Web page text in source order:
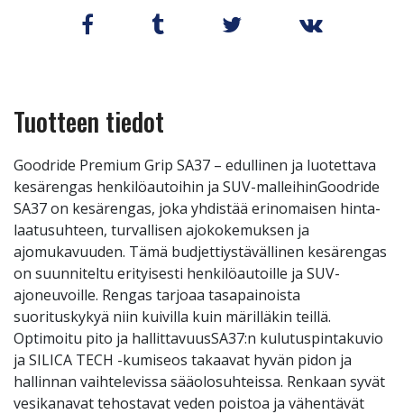
Tuotteen tiedot
Goodride Premium Grip SA37 – edullinen ja luotettava
kesärengas henkilöautoihin ja SUV-malleihinGoodride
SA37 on kesärengas, joka yhdistää erinomaisen hinta-
laatusuhteen, turvallisen ajokokemuksen ja
ajomukavuuden. Tämä budjettiystävällinen kesärengas
on suunniteltu erityisesti henkilöautoille ja SUV-
ajoneuvoille. Rengas tarjoaa tasapainoista
suorituskykyä niin kuivilla kuin märilläkin teillä.
Optimoitu pito ja hallittavuusSA37:n kulutuspintakuvio
ja SILICA TECH -kumiseos takaavat hyvän pidon ja
hallinnan vaihtelevissa sääolosuhteissa. Renkaan syvät
vesikanavat tehostavat veden poistoa ja vähentävät